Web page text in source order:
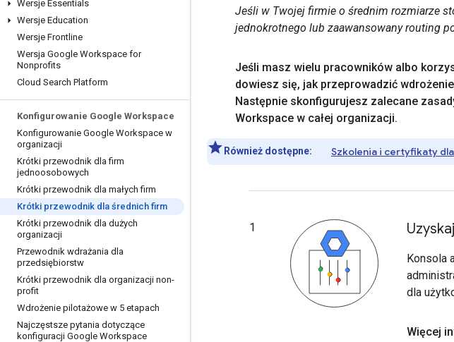
Wersje Essentials
Wersje Education
Wersje Frontline
Wersja Google Workspace for
Nonprofits
Cloud Search Platform
Konfigurowanie Google Workspace
Konfigurowanie Google Workspace w
organizacji
Krótki przewodnik dla firm
jednoosobowych
Krótki przewodnik dla małych firm
Krótki przewodnik dla średnich firm
Krótki przewodnik dla dużych
organizacji
Przewodnik wdrażania dla
przedsiębiorstw
Krótki przewodnik dla organizacji non-
profit
Wdrożenie pilotażowe w 5 etapach
Najczęstsze pytania dotyczące
konfiguracji Google Workspace
Jeśli w Twojej firmie o średnim rozmiarze
jednokrotnego lub zaawansowany routing
Jeśli masz wielu pracowników albo
dowiesz się, jak przeprowadzić
Następnie skonfigurujesz zalecane
Workspace w całej organizacji.
Również dostępne: Szkolenia i certyfikaty
1
Konsola
dla
Więcej